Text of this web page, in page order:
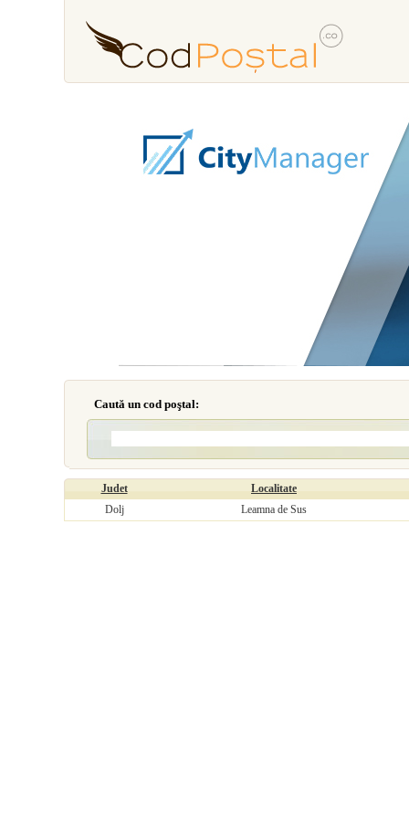
Caută un cod poştal:
Judet
Localitate
Dolj
Leamna de Sus